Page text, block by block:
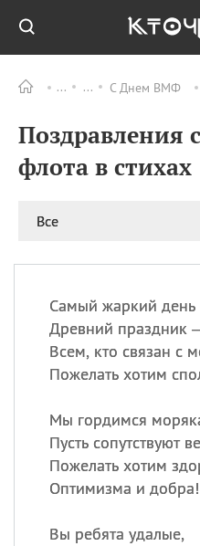
С Днем ВМФ
Поздравления
флота в стихах
Все
Самый жаркий день
Древний праздник
Всем, кто связан с
Пожелать хотим
Мы гордимся
Пусть сопутствуют
Пожелать хотим
Оптимизма и добра!
Вы ребята удалые,